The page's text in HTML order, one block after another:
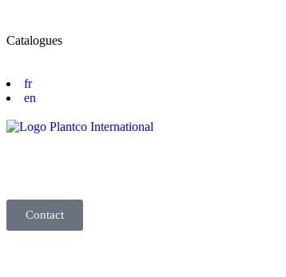
Catalogues
fr
en
Contact